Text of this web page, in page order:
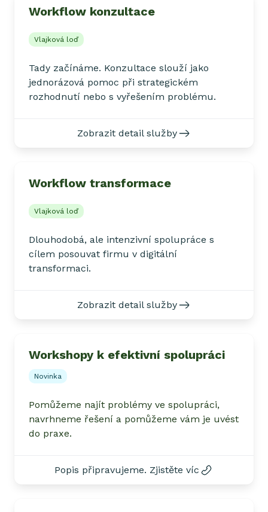
Workflow konzultace
Vlajková loď
Tady začínáme. Konzultace slouží jako
jednorázová pomoc při strategickém
rozhodnutí nebo s vyřešením problému.
Zobrazit detail služby
Workflow transformace
Vlajková loď
Dlouhodobá, ale intenzivní spolupráce s
cílem posouvat firmu v digitální
transformaci.
Zobrazit detail služby
Workshopy k efektivní spolupráci
Novinka
Pomůžeme najít problémy ve spolupráci,
navrhneme řešení a pomůžeme vám je uvést
do praxe.
Popis připravujeme. Zjistěte víc